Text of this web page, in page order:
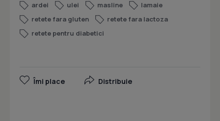
ardei
ulei masline
lamaie
retete fara gluten
retete fara lactoza
retete pentru diabetici
Îmi place Distribuie